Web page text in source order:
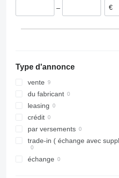
–
Type d'annonce
vente
du fabricant
leasing
crédit
par versements
trade-in ( échange avec
échange